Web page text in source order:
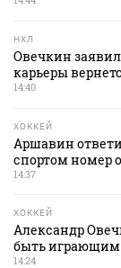
НХЛ
Овечкин
карьеры
14:40
ХОККЕЙ
Аршавин
спортом номер
14:37
ХОККЕЙ
Александр
быть играющим
14:24